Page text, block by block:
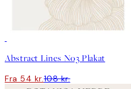
Abstract Lines No3 Plakat
Fra 54 kr.108 kr.